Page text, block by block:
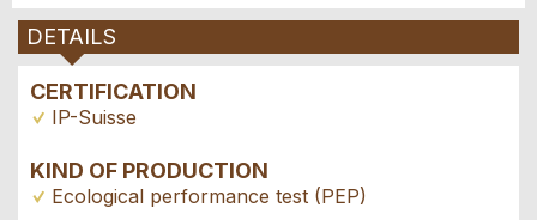
DETAILS
CERTIFICATION
IP-Suisse
KIND OF PRODUCTION
Ecological performance test (PEP)